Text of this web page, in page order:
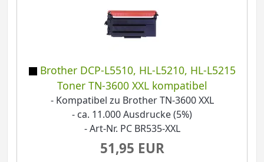
Brother DCP-L5510, HL-L5210, HL-L5215
Toner TN-3600 XXL kompatibel
- Kompatibel zu Brother TN-3600 XXL
- ca. 11.000 Ausdrucke (5%)
- Art-Nr. PC BR535-XXL
51,95 EUR